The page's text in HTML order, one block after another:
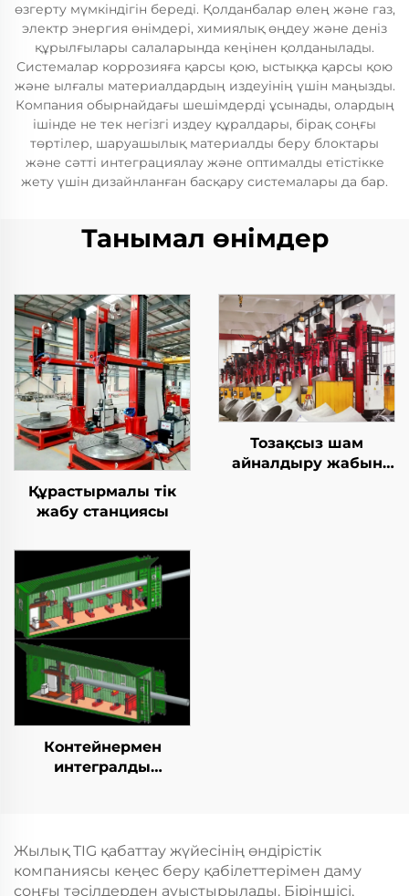
өзгерту мүмкіндігін береді. Қолданбалар өлең және газ,
электр энергия өнімдері, химиялық өңдеу және деніз
құрылғылары салаларында кеңінен қолданылады.
Системалар коррозияға қарсы қою, ыстыққа қарсы қою
және ылғалы материалдардың издеуінің үшін маңызды.
Компания обырнайдағы шешімдерді ұсынады, олардың
ішінде не тек негізгі издеу құралдары, бірақ соңғы
төртілер, шаруашылық материалды беру блоктары
және сәтті интеграциялау және оптималды етістікке
жету үшін дизайнланған басқару системалары да бар.
Танымал өнімдер
Құрастырмалы тік
жабу станциясы
Тозақсыз шам
айналдыру жабын
Контейнермен
интегралды
Жылық TIG қабаттау жүйесінің өндірістік
компаниясы кеңес беру қабілеттерімен даму
соңғы тәсілдерден ауыстырылады. Біріншісі,